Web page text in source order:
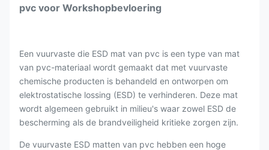
pvc voor Workshopbevloering
Een vuurvaste die ESD mat van pvc is een type van mat
van pvc-materiaal wordt gemaakt dat met vuurvaste
chemische producten is behandeld en ontworpen om
elektrostatische lossing (ESD) te verhinderen. Deze mat
wordt algemeen gebruikt in milieu's waar zowel ESD de
bescherming als de brandveiligheid kritieke zorgen zijn.
De vuurvaste ESD matten van pvc hebben een hoge